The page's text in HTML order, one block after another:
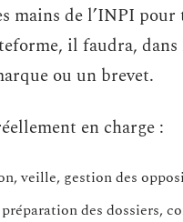
mains de l’INPI
il faudra,
ou un brevet.
en charge :
veille, gestion des
des dossiers,